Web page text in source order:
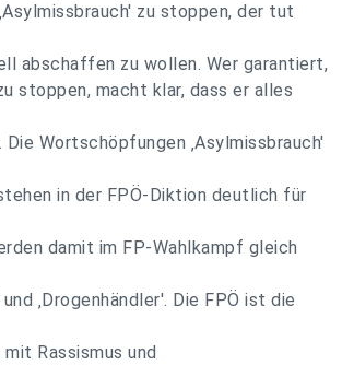
zu stoppen, der tut
abschaffen zu wollen. Wer garantiert,
stoppen, macht klar, dass er alles
Die Wortschöpfungen ‚Asylmissbrauch'
in der FPÖ-Diktion deutlich für
damit im FP-Wahlkampf gleich
‚Drogenhändler'. Die FPÖ ist die
Rassismus und